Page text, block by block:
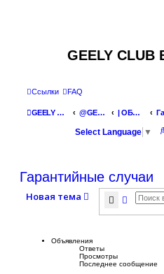
GEELY
Ссылки FAQ
GEELY Club Belarus @GEELYCLUBBY | ОБЩАЯ ТЕХНИЧЕСКАЯ ИНФОРМАЦИЯ
Select Language ▼
Гарантийные случаи
Новая тема Поиск
Объявления
Ответы
Просмотры
Последнее сообщение